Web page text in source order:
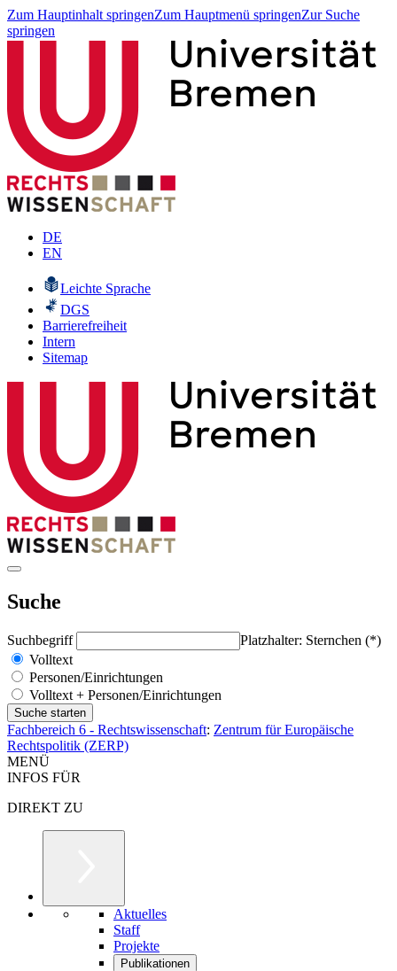
Zum Hauptinhalt springenZum Hauptmenü springenZur Suche
springen
DE
EN
Leichte Sprache
DGS
Barrierefreiheit
Intern
Sitemap
Suche
Suchbegriff
Platzhalter: Sternchen (*)
Volltext
Personen/Einrichtungen
Volltext + Personen/Einrichtungen
Fachbereich 6 - Rechtswissenschaft: Zentrum für Europäische
Rechtspolitik (ZERP)
MENÜ
INFOS FÜR
DIREKT ZU
Aktuelles
Staff
Projekte
Publikationen